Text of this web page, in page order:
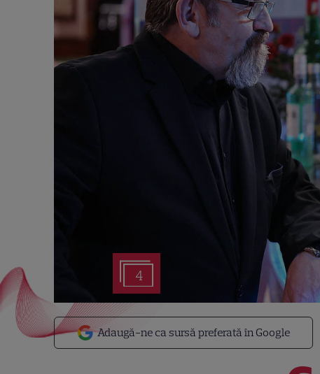
4
Adaugă-ne ca sursă preferată în Google